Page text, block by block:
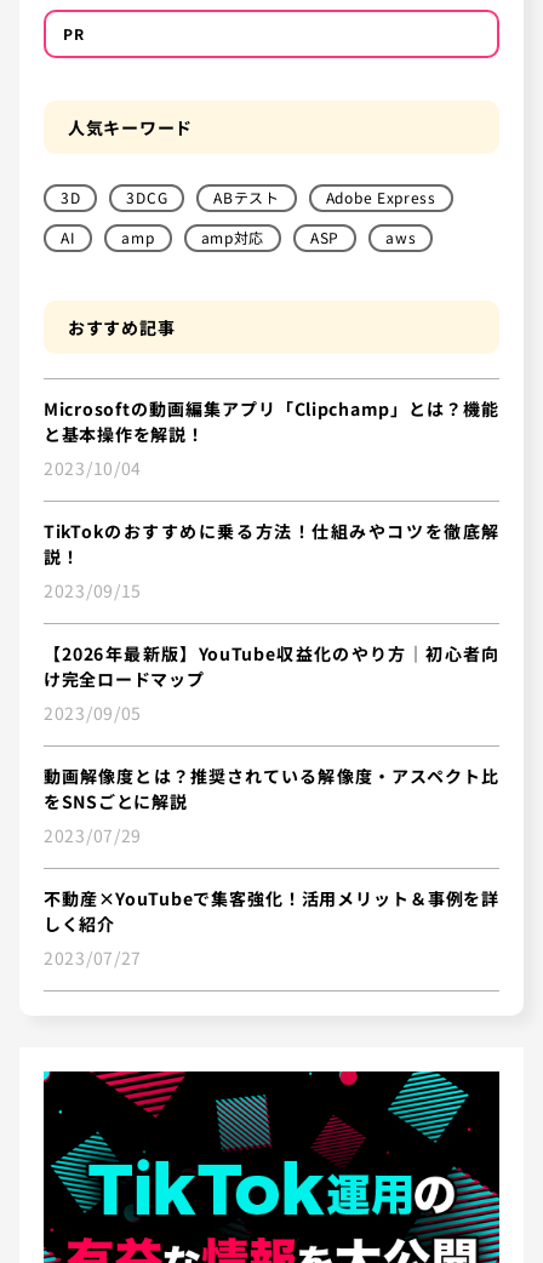
PR
人気キーワード
3D 3DCG ABテスト
Adobe Express
AI
amp amp対応 ASP aws
おすすめ記事
Microsoftの動画編集アプリ「Clipchamp」とは？機能
と基本操作を解説！
2023/10/04
TikTokのおすすめに乗る方法！仕組みやコツを徹底解
説！
2023/09/15
【2026年最新版】YouTube収益化のやり方｜初心者向
け完全ロードマップ
2023/09/05
動画解像度とは？推奨されている解像度・アスペクト比
をSNSごとに解説
2023/07/29
不動産×YouTubeで集客強化！活用メリット＆事例を詳
しく紹介
2023/07/27